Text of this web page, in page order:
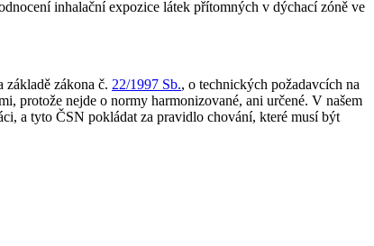
inhalační expozice látek přítomných v dýchací zóně ve
základě zákona č. 22/1997 Sb., o technických požadavcích na
protože nejde o normy harmonizované, ani určené. V našem
a tyto ČSN pokládat za pravidlo chování, které musí být